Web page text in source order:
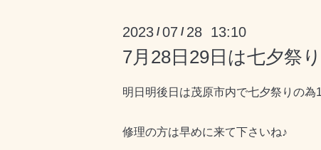
2023 /07 / 28 13:10
7月28日29日は七夕祭
明日明後日は茂原市内で七夕祭りの
修理の方は早めに来て下さいね♪